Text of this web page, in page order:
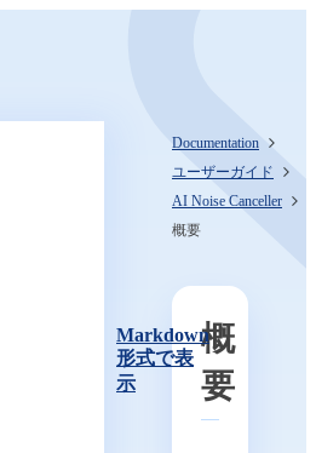
Documentation
ユーザーガイド
AI Noise Canceller
概要
Markdown
形式で表
示
概
要